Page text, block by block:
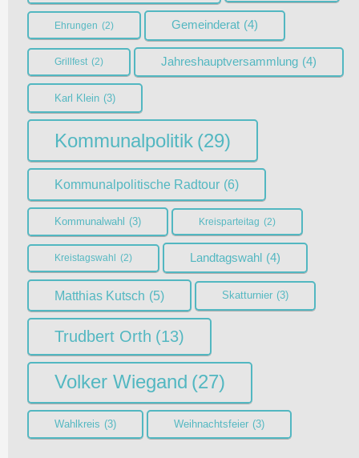
Ehrungen (2) Gemeinderat (4)
Grillfest (2) Jahreshauptversammlung (4)
Karl Klein (3)
Kommunalpolitik (29)
Kommunalpolitische Radtour (6)
Kommunalwahl (3) Kreisparteitag (2)
Kreistagswahl (2) Landtagswahl (4)
Matthias Kutsch (5) Skatturnier (3)
Trudbert Orth (13)
Volker Wiegand (27)
Wahlkreis (3) Weihnachtsfeier (3)